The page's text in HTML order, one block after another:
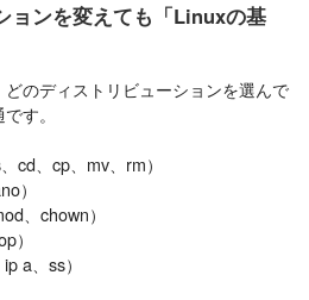
ョンを変えても「Linuxの基
のディストリビューションを選んで
す。
cd、cp、mv、rm）
）
、chown）
）
a、ss）